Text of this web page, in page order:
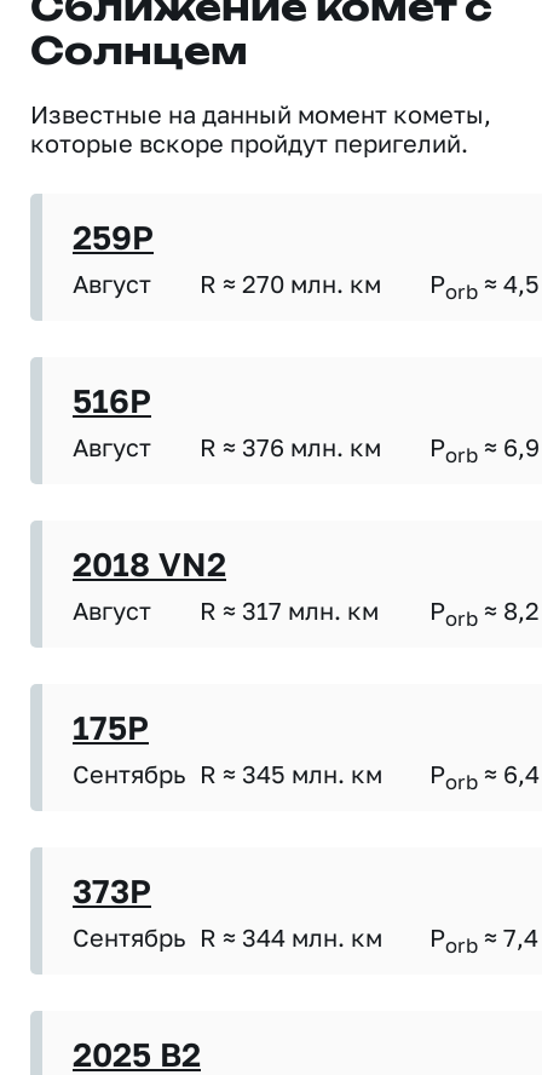
Сближение комет с
Солнцем
Известные на данный момент кометы,
которые вскоре пройдут перигелий.
259P
Август R ≈ 270 млн. км Porb ≈ 4,5
516P
Август R ≈ 376 млн. км Porb ≈ 6,9
2018 VN2
Август R ≈ 317 млн. км Porb ≈ 8,2
175P
Сентябрь R ≈ 345 млн. км Porb ≈ 6,4
373P
Сентябрь R ≈ 344 млн. км Porb ≈ 7,4
2025 B2